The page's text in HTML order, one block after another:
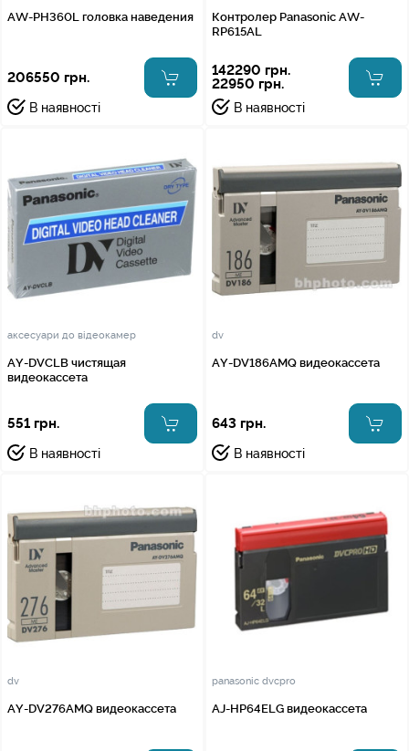
AW-PH360L головка наведения
206550 грн.
В наявності
Контролер Panasonic AW-
RP615AL
142290 грн.
22950 грн.
В наявності
аксесуари до відеокамер
AY-DVCLB чистящая
видеокассета
551 грн.
В наявності
dv
AY-DV186AMQ видеокассета
643 грн.
В наявності
dv
AY-DV276AMQ видеокассета
panasonic dvcpro
AJ-HP64ELG видеокассета